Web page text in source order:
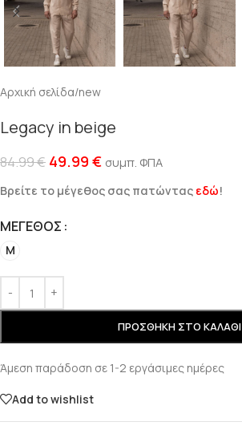
Αρχική σελίδα/new
Legacy in beige
84.99€ 49.99 € συμπ. ΦΠΑ
Βρείτε το μέγεθος σας πατώντας εδώ!
ΜΈΓΕΘΟΣ
M
ΠΡΟΣΘΉΚΗ ΣΤΟ ΚΑΛΆΘΙ
Άμεση παράδοση σε 1-2 εργάσιμες ημέρες
Add to wishlist